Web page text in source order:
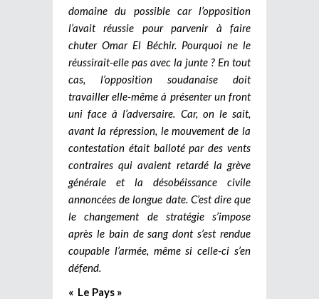
domaine du possible car l’opposition
l’avait réussie pour parvenir à faire
chuter Omar El Béchir. Pourquoi ne le
réussirait-elle pas avec la junte ? En tout
cas, l’opposition soudanaise doit
travailler elle-même à présenter un front
uni face à l’adversaire. Car, on le sait,
avant la répression, le mouvement de la
contestation était balloté par des vents
contraires qui avaient retardé la grève
générale et la désobéissance civile
annoncées de longue date. C’est dire que
le changement de stratégie s’impose
après le bain de sang dont s’est rendue
coupable l’armée, même si celle-ci s’en
défend.
« Le Pays »